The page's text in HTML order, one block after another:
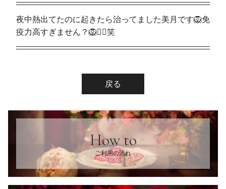
夜中熱出てたのに起きたら治ってました美月です🦁免
疫力高すぎません？🦁❤️‍🔥笑
戻る
How to
ご利用の流れ